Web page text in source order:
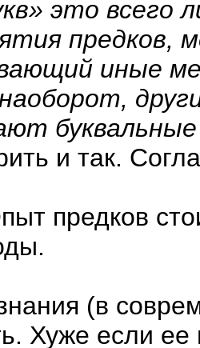
это всего
предков,
иные
буквальные
и так.
предков
(в
Хуже если ее